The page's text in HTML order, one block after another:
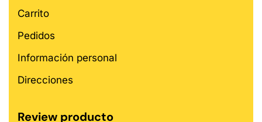
Carrito
Pedidos
Información personal
Direcciones
Review producto